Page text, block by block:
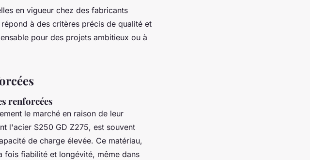
en vigueur chez des fabricants
à des critères précis de qualité et
pour des projets ambitieux ou à
renforcées
le marché en raison de leur
l'acier S250 GD Z275, est souvent
de charge élevée. Ce matériau,
fois fiabilité et longévité, même dans